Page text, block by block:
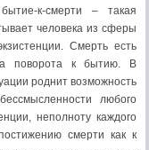
к-смерти – такая
человека из сферы
Смерть есть
поворота к бытию. В
роднит возможность
любого
неполноту каждого
смерти как к